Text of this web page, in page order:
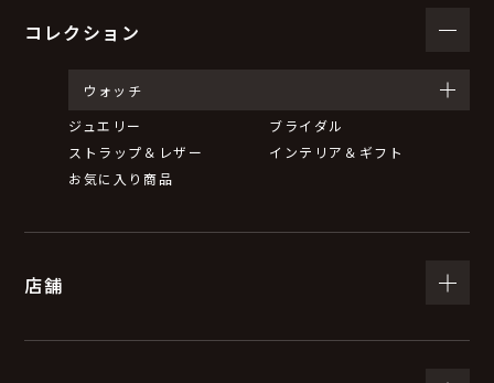
コレクション
ウォッチ
ジュエリー
ブライダル
ストラップ＆レザー
インテリア＆ギフト
お気に入り商品
店舗